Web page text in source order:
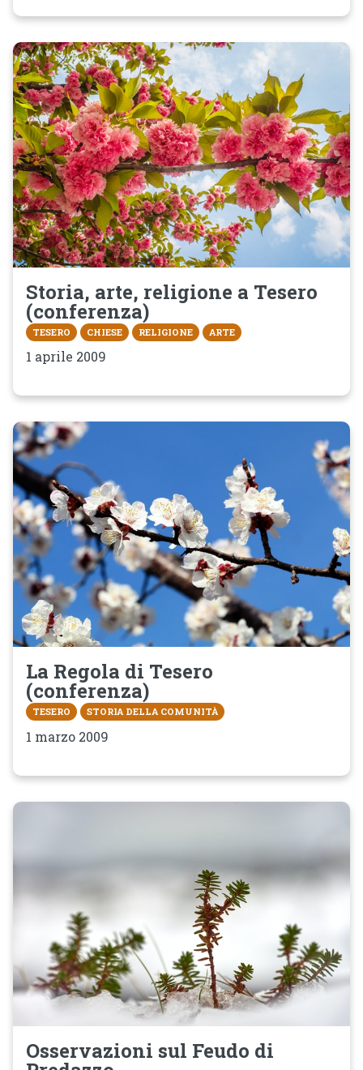
Storia, arte, religione a Tesero
(conferenza)
TESERO CHIESE RELIGIONE ARTE
1 aprile 2009
La Regola di Tesero
(conferenza)
TESERO STORIA DELLA COMUNITÀ
1 marzo 2009
Osservazioni sul Feudo di